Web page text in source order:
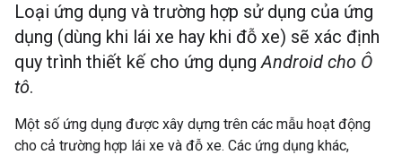
Loại ứng dụng và trường hợp sử dụng của ứng
dụng (dùng khi lái xe hay khi đỗ xe) sẽ xác định
quy trình thiết kế cho ứng dụngAndroid cho Ô
tô.
Một số ứng dụng được xây dựng trên các mẫu hoạt động
cho cả trường hợp lái xe và đỗ xe. Các ứng dụng khác,